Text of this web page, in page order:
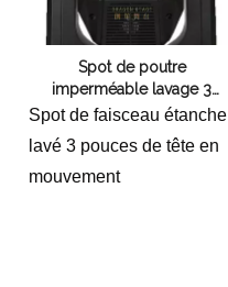
Spot de poutre
imperméable lavage 3
pouces de la tête mobile
Spot de faisceau étanche
lavé 3 pouces de tête en
mouvement